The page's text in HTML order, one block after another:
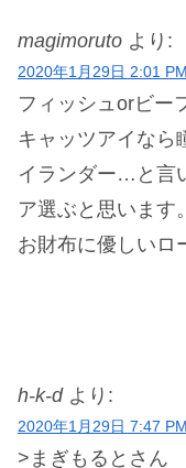
magimoruto より:
2020年1月29日 2:01 PM
フィッシュorビー
キャッツアイなら
イランダー…と言
ア選ぶと思います
お財布に優しいロ
h-k-d より:
2020年1月29日 7:47 PM
>まぎもるとさん